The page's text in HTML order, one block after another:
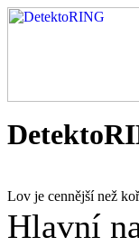
Lov je cennější než
Hlavní